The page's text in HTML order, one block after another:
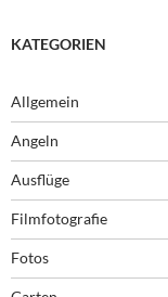
KATEGORIEN
Allgemein
Angeln
Ausflüge
Filmfotografie
Fotos